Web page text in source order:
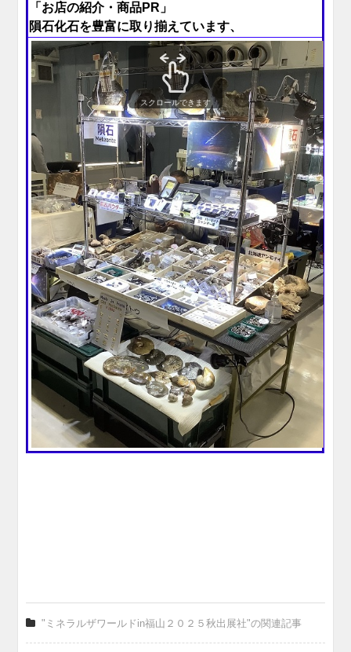
「お店の紹介・商品PR」
隕石化石を豊富に取り揃えています、
スクロールできます
"ミネラルザワールドin福山２０２５秋出展社"の関連記事